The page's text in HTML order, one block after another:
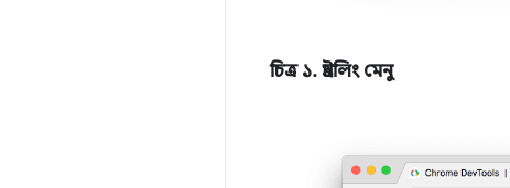
চিত্র ১. থ্রটলিং মেনু